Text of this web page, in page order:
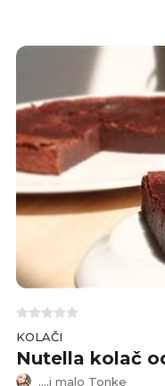
KOLAČI
Nutella kolač
....i malo Tonke